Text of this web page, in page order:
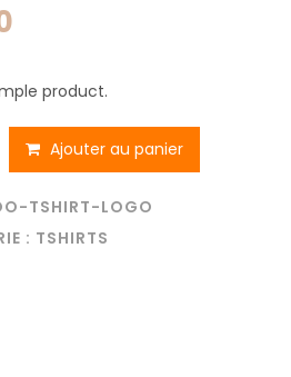
product.
Ajouter au panier
TSHIRT-LOGO
: TSHIRTS